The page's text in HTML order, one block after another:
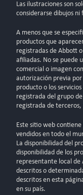
Las ilustraciones son
considerarse dibujos
A menos que se
productos que
registradas de Abbott
afiliadas. No se puede
comercial o imagen
autorización previa
producto o los
registrada del grupo
registrada de
Este sitio web
vendidos en todo el
La disponibilidad del
disponibilidad de los
representante local de
descritos o
descritos en esta
en su país.